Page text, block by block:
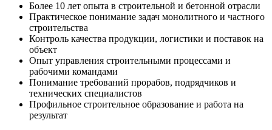
Более 10 лет опыта в строительной и бетонной отрасли
Практическое понимание задач монолитного и частного
строительства
Контроль качества продукции, логистики и поставок на
объект
Опыт управления строительными процессами и
рабочими командами
Понимание требований прорабов, подрядчиков и
технических специалистов
Профильное строительное образование и работа на
результат